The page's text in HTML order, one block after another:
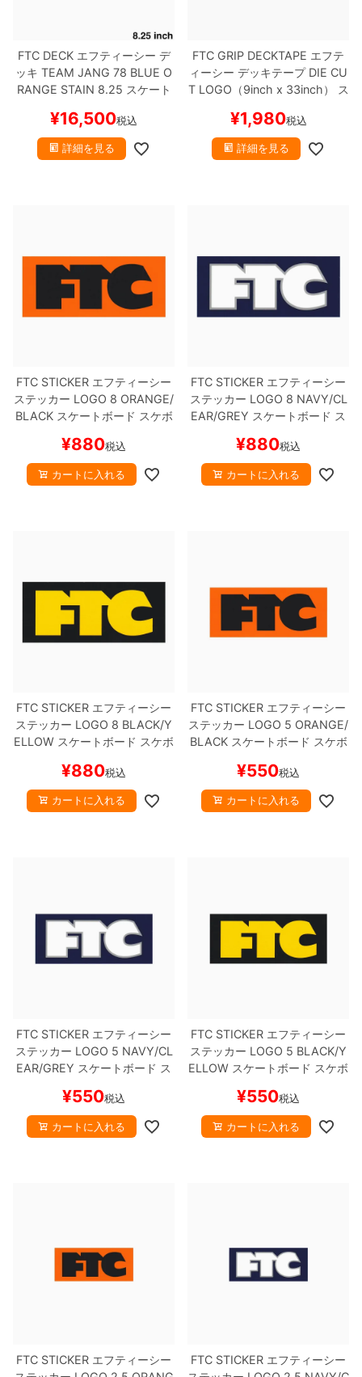
FTC DECKエフティーシー デ
ッキ TEAM JANG 78 BLUE O
RANGE STAIN 8.25 スケート
¥16,500税込
詳細を見る
FTC GRIP DECKTAPE エフテ
ィーシー デッキテープDIE CU
T LOGO（9inch x 33inch）
ス
¥1,980税込
詳細を見る
FTC STICKER エフティーシー
ステッカー LOGO 8 ORANGE/
BLACKスケートボード スケボ
¥880税込
カートに入れる
FTC STICKER エフティーシー
ステッカー LOGO 8 NAVY/CL
EAR/GREY スケートボード ス
¥880税込
カートに入れる
FTC STICKER エフティーシー
ステッカー LOGO 8 BLACK/Y
ELLOW スケートボード スケボ
¥880税込
カートに入れる
FTC STICKER エフティーシー
ステッカー LOGO 5 ORANGE/
BLACKスケートボード スケボ
¥550税込
カートに入れる
FTC STICKER エフティーシー
ステッカー LOGO 5 NAVY/CL
EAR/GREY スケートボード ス
¥550税込
カートに入れる
FTC STICKER エフティーシー
ステッカー LOGO 5 BLACK/Y
ELLOW スケートボード スケボ
¥550税込
カートに入れる
FTC STICKER エフティーシー
FTC STICKER エフティーシー